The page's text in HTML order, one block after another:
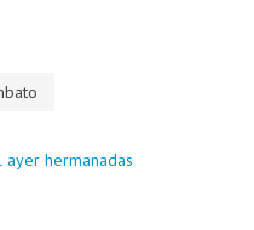
hermanadas